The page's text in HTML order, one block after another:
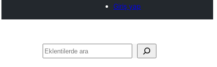
Giriş yap
Ara